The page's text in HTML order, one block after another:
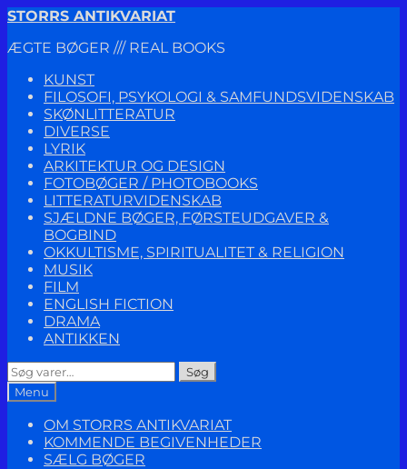
Spring
navigation
Spring
indhold
STORRS ANTIKVARIAT
ÆGTE BØGER /// REAL BOOKS
KUNST
FILOSOFI, PSYKOLOGI & SAMFUNDSVIDENSKAB
SKØNLITTERATUR
DIVERSE
LYRIK
ARKITEKTUR OG DESIGN
FOTOBØGER / PHOTOBOOKS
LITTERATURVIDENSKAB
SJÆLDNE BØGER, FØRSTEUDGAVER &
BOGBIND
OKKULTISME, SPIRITUALITET & RELIGION
MUSIK
FILM
ENGLISH FICTION
DRAMA
ANTIKKEN
Søg
efter:
Søg
Menu
OM STORRS ANTIKVARIAT
KOMMENDE BEGIVENHEDER
SÆLG BØGER